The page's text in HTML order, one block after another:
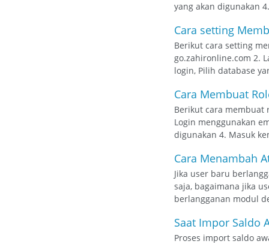
yang akan digunakan
Cara setting
Berikut cara setting
go.zahironline.com 2.
login, Pilih database
Cara Membuat
Berikut cara membuat
Login menggunakan
digunakan 4. Masuk
Cara Menambah
Jika user baru
saja, bagaimana jika
berlangganan modul
Saat Impor Saldo
Proses import saldo